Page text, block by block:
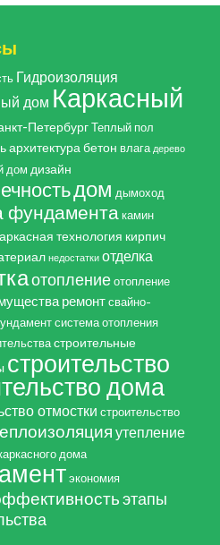
Гидроизоляция
дом Каркасный
Петербург Теплый пол
архитектурабетон влага дерево
дом дизайн
дом дымоход
фундамента камин
технология кирпич
недостатки отделка
отопление отопление
ремонт свайно-
система отопления
строительные
строительство
дома
отмостки строительство
утепление
дома
экономия
этапы